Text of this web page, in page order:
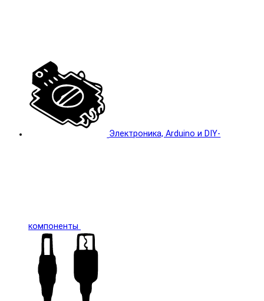
Электроника, Arduino и DIY-
компоненты